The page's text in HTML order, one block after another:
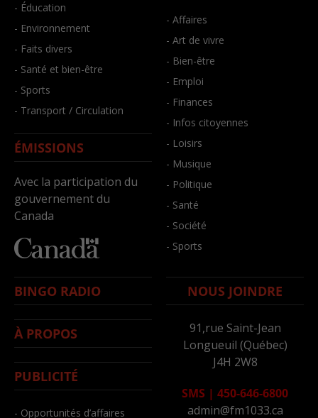
- Éducation
- Environnement
- Faits divers
- Santé et bien-être
- Sports
- Transport / Circulation
ÉMISSIONS
Avec la participation du
gouvernement du
Canada
- Affaires
- Art de vivre
- Bien-être
- Emploi
- Finances
- Infos citoyennes
- Loisirs
- Musique
- Politique
- Santé
- Société
- Sports
BINGO RADIO
À PROPOS
PUBLICITÉ
- Opportunités d’affaires
NOUS JOINDRE
91,rue Saint-Jean
Longueuil (Québec)
J4H 2W8
SMS | 450-646-6800
admin@fm1033.ca